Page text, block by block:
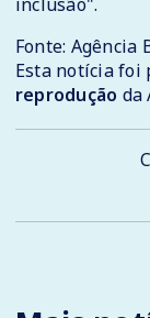
inclusão".
Fonte: Agência
Esta notícia foi
reprodução da